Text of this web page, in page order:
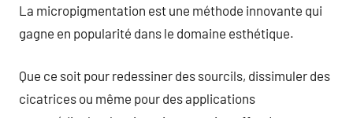
La micropigmentation est une méthode innovante qui
gagne en popularité dans le domaine esthétique.
Que ce soit pour redessiner des sourcils, dissimuler des
cicatrices ou même pour des applications